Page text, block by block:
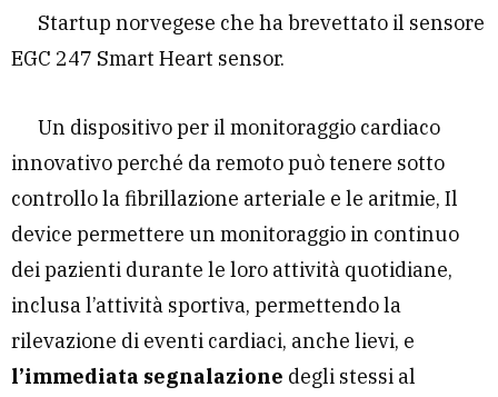
Startup norvegese che ha brevettato il sensore
EGC 247 Smart Heart sensor.
Un dispositivo per il monitoraggio cardiaco
innovativo perché da remoto può tenere sotto
controllo la fibrillazione arteriale e le aritmie, Il
device permettere un monitoraggio in continuo
dei pazienti durante le loro attività quotidiane,
inclusa l’attività sportiva, permettendo la
rilevazione di eventi cardiaci, anche lievi, e
l’immediata segnalazione degli stessi al